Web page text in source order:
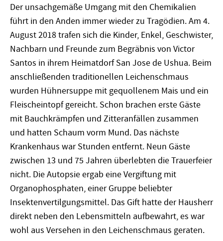
Der unsachgemäße Umgang mit den Chemikalien
führt in den Anden immer wieder zu Tragödien. Am 4.
August 2018 trafen sich die Kinder, Enkel, Geschwister,
Nachbarn und Freunde zum Begräbnis von Victor
Santos in ihrem Heimatdorf San Jose de Ushua. Beim
anschließenden traditionellen Leichenschmaus
wurden Hühnersuppe mit gequollenem Mais und ein
Fleischeintopf gereicht. Schon brachen erste Gäste
mit Bauchkrämpfen und Zitteranfällen zusammen
und hatten Schaum vorm Mund. Das nächste
Krankenhaus war Stunden entfernt. Neun Gäste
zwischen 13 und 75 Jahren überlebten die Trauerfeier
nicht. Die Autopsie ergab eine Vergiftung mit
Organophosphaten, einer Gruppe beliebter
Insektenvertilgungsmittel. Das Gift hatte der Hausherr
direkt neben den Lebensmitteln aufbewahrt, es war
wohl aus Versehen in den Leichenschmaus geraten.